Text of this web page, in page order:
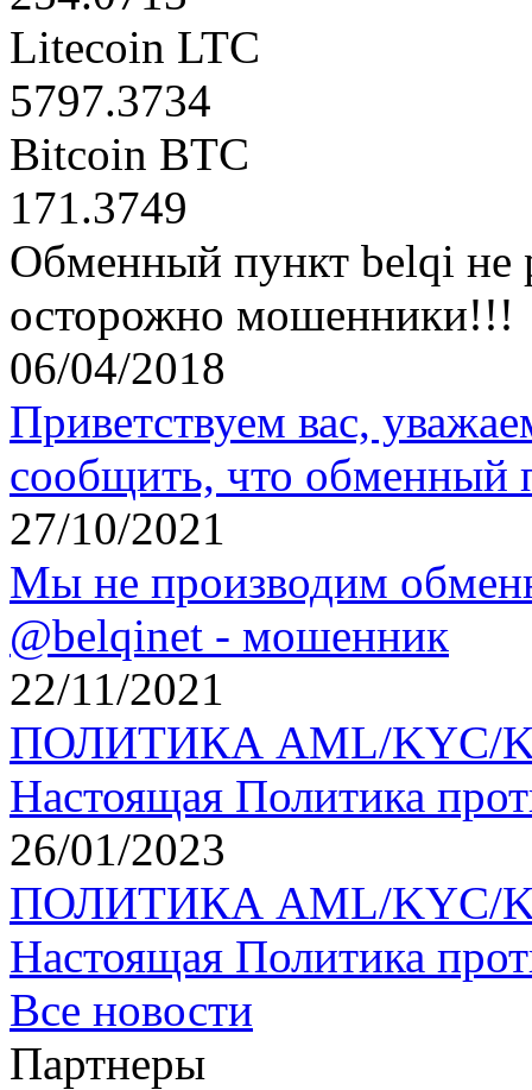
Litecoin LTC
5797.3734
Bitcoin BTC
171.3749
Обменный пункт belqi не
осторожно мошенники!!!
06/04/2018
Приветствуем вас,
сообщить, что
27/10/2021
Мы не производим
@belqinet - мошенник
22/11/2021
ПОЛИТИКА AML/KYC/
Настоящая Политика
26/01/2023
ПОЛИТИКА AML/KYC/
Настоящая Политика
Все новости
Партнеры